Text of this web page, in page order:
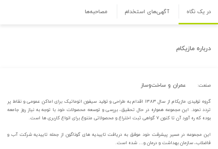
در یک نگاه آگهی‌های استخدام مصاحبه‌ها
درباره مازیکام
صنعت: عمران و ساخت‌وساز
گروه تولیدی مازیکام از سال ۱۳۸۳ اقدام به طراحی و تولید سیفون اتوماتیک برای اماکن عمومی و نقاط پر
تردد نمود. این مجموعه همواره در حال تحقیق، بررسی و توسعه محصولات خود با توجه به نیاز روز جامعه
بوده که ره آورد آن تا کنون ۷ گواهی ثبت اختراع و محصولاتی متنوع برای انواع کاربری ها است.
این مجموعه در مسیر پیشرفت خود موفق به دریافت تاییدیه های گوناگون از جمله تاییدیه شرکت آب و
فاضلاب، سازمان بهداشت و درمان و… شده است.